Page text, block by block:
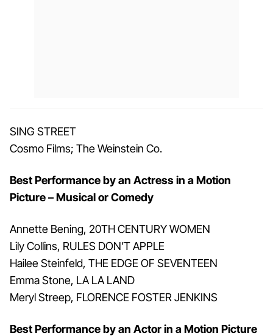
SING STREET
Cosmo Films; The Weinstein Co.
Best Performance by an Actress in a Motion
Picture – Musical or Comedy
Annette Bening, 20TH CENTURY WOMEN
Lily Collins, RULES DON’T APPLE
Hailee Steinfeld, THE EDGE OF SEVENTEEN
Emma Stone, LA LA LAND
Meryl Streep, FLORENCE FOSTER JENKINS
Best Performance by an Actor in a Motion Picture